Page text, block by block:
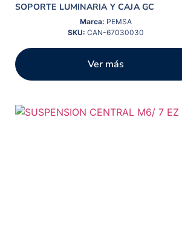
SOPORTE LUMINARIA Y CAJA GC
Marca: PEMSA
SKU: CAN-67030030
Ver más